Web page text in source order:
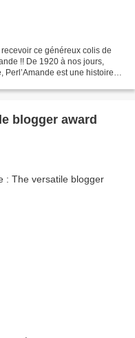
ce généreux colis de
!! De 1920 à nos jours,
Perl’Amande est une histoire
blogger award